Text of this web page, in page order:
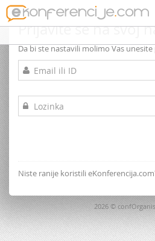
Prijavite se na svoj
Da bi ste nastavili molimo Vas
Niste ranije koristili
2026 ©